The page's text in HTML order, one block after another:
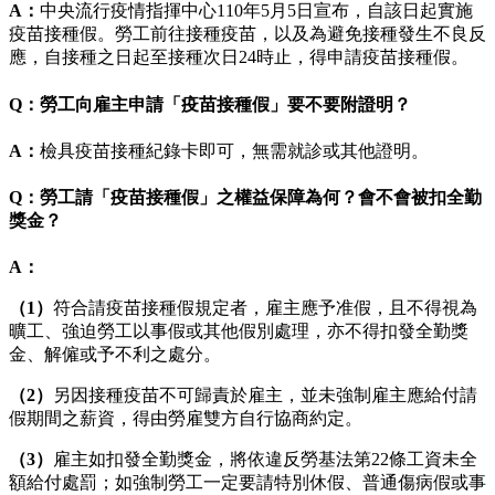
A： 中央流行疫情指揮中心110年5月5日宣布，自該日起實施
疫苗接種假。勞工前往接種疫苗，以及為避免接種發生不良反
應，自接種之日起至接種次日24時止，得申請疫苗接種假。
Q：勞工向雇主申請「疫苗接種假」要不要附證明？
A： 檢具疫苗接種紀錄卡即可，無需就診或其他證明。
Q：勞工請「疫苗接種假」之權益保障為何？會不會被扣全勤
獎金？
A：
（1） 符合請疫苗接種假規定者，雇主應予准假，且不得視為
曠工、強迫勞工以事假或其他假別處理，亦不得扣發全勤獎
金、解僱或予不利之處分。
（2）
另因接種疫苗不可歸責於雇主，並未強制雇主應給付請
假期間之薪資，得由勞雇雙方自行協商約定。
（3）
雇主如扣發全勤獎金，將依違反勞基法第22條工資未全
額給付處罰；如強制勞工一定要請特別休假、普通傷病假或事